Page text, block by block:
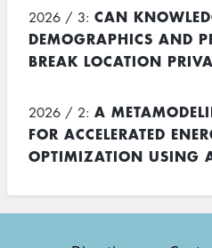
2026 / 3: CAN
DEMOGRAPHICS AND
BREAK LOCATION
2026 / 2: A
FOR ACCELERATED
OPTIMIZATION USING